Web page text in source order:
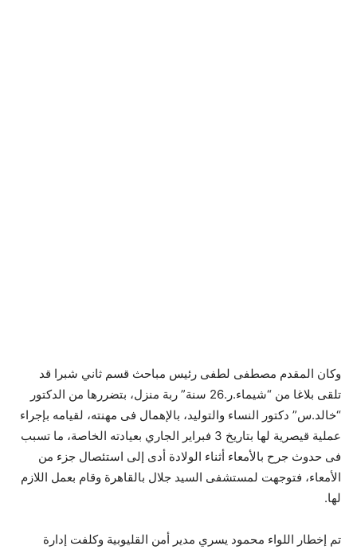
وكان المقدم مصطفى لطفى رئيس مباحث قسم ثاني شبرا قد
تلقى بلاغا من “شيماء.ر.26 سنة” ربة منزل، بتضررها من الدكتور
“خالد.س” دكتور النساء والتوليد، بالإهمال فى مهنته، لقيامه بإجراء
عملية قيصرية لها بتاريخ 3 فبراير الجاري بعيادته الخاصة، ما تسبب
فى حدوث جرح بالأمعاء أثناء الولادة أدى إلى استئصال جزء من
الأمعاء، فتوجهت لمستشفى السيد جلال بالقاهرة وقام بعمل اللازم
لها.
تم إخطار اللواء محمود يسري مدير أمن القليوبية وكلفت إدارة